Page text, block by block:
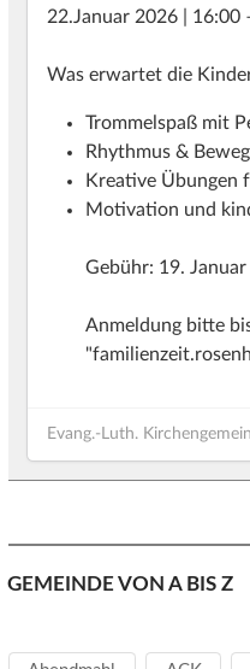
22.Januar 2026 | 16:00
Was erwartet die
Trommelspaß mit
Rhythmus &
Kreative
Motivation und
Gebühr: 19.
Anmeldung bitte
Evang.-Luth.
GEMEINDE VON A BIS Z